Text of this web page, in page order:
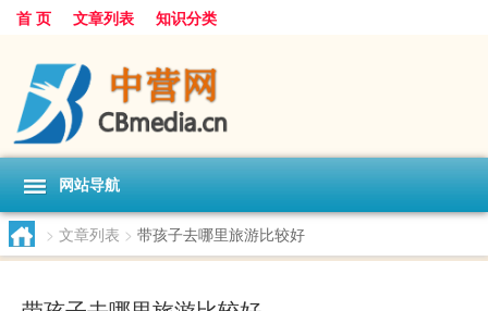
首 页 文章列表 知识分类
网站导航
> 文章列表 > 带孩子去哪里旅游比较好